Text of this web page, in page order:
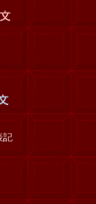
記